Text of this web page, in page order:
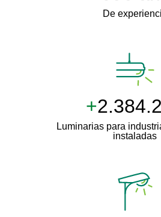
De
+
Luminarias para
instaladas